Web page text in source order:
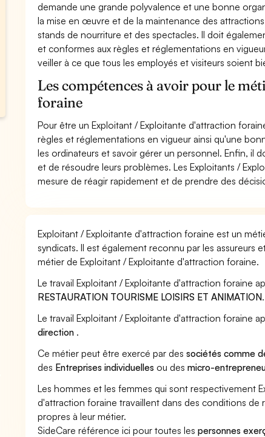
demande une grande polyvalence et une bonne
la mise en œuvre et de la maintenance des
stands de nourriture et des spectacles. Il doit
et conformes aux règles et réglementations en
veiller à ce que tous les employés et visiteurs soient
Les compétences à avoir pour le
foraine
Pour être un Exploitant / Exploitante d'attraction
règles et réglementations en vigueur ainsi qu'une
les ordinateurs et savoir gérer un personnel. Enfin, il
et de résoudre leurs problèmes. Les Exploitants /
mesure de réagir rapidement et de prendre des
Exploitant / Exploitante d'attraction foraine est un
syndicats. Il est également reconnu par les
métier de Exploitant / Exploitante d'attraction foraine.
Le travail Exploitant / Exploitante d'attraction foraine
RESTAURATION TOURISME LOISIRS ET ANIMATION.
Le travail Exploitant / Exploitante d'attraction foraine
direction .
Ce métier peut être exercé par dessociétés comme
des Entreprises individuelles ou desmicro-
Les hommes et les femmes qui sont respectivement
d'attraction foraine travaillent dans des conditions de
propres à leur métier.
SideCare référence ici pour toutes lespersonnes